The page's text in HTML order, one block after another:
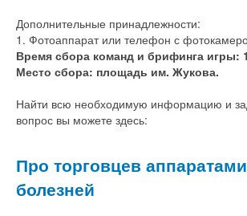
Дополнительные принадлежности:
1. Фотоаппарат или телефон с
Время сбора команд и брифинга игры:
Место сбора: площадь им. Жукова.
Найти всю необходимую информацию и
вопрос вы можете здесь:
Про торговцев
болезней